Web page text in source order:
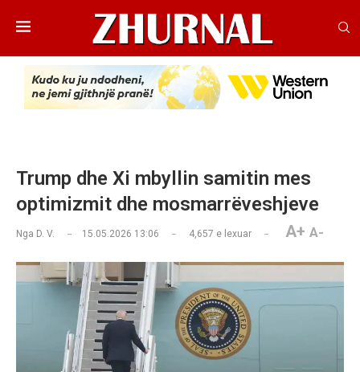
Trump dhe Xi mbyllin samitin mes
optimizmit dhe mosmarrëveshjeve
Nga D. V. 15.05.2026 13:06 4,657 e lexuar A+ A-